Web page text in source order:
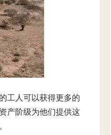
工人可以获得更多的
产阶级为他们提供这